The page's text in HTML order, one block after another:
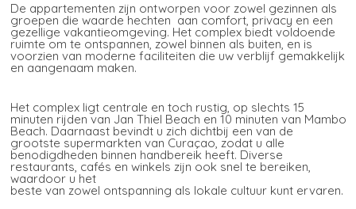
De appartementen zijn ontworpen voor zowel gezinnen als
groepen die waarde hechten aan comfort, privacy en een
gezellige vakantieomgeving. Het complex biedt voldoende
ruimte om te ontspannen, zowel binnen als buiten, en is
voorzien van moderne faciliteiten die uw verblijf gemakkelijk
en aangenaam maken.
Het complex ligt centrale en toch rustig, op slechts 15
minuten rijden van Jan Thiel Beach en 10 minuten van Mambo
Beach. Daarnaast bevindt u zich dichtbij een van de
grootste supermarkten van Curaçao, zodat u alle
benodigdheden binnen handbereik heeft. Diverse
restaurants, cafés en winkels zijn ook snel te bereiken,
waardoor u het
beste van zowel ontspanning als lokale cultuur kunt ervaren.